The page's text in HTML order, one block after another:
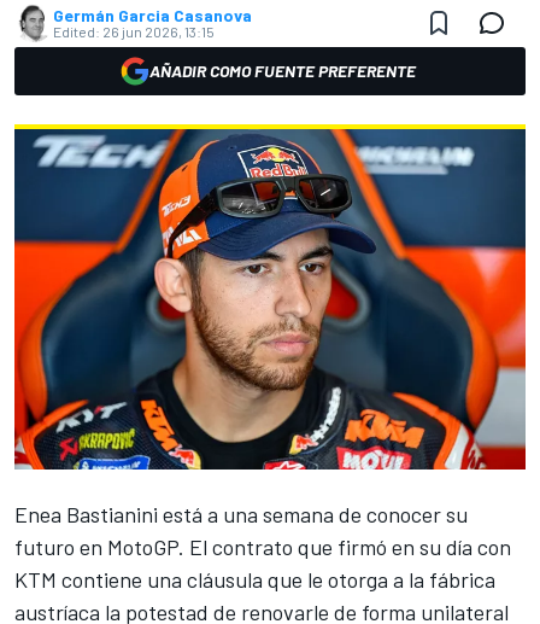
Germán Garcia Casanova
Edited: 26 jun 2026, 13:15
AÑADIR COMO FUENTE PREFERENTE
Enea Bastianini está a una semana de conocer su
futuro en MotoGP. El contrato que firmó en su día con
KTM contiene una cláusula que le otorga a la fábrica
austríaca la potestad de renovarle de forma unilateral